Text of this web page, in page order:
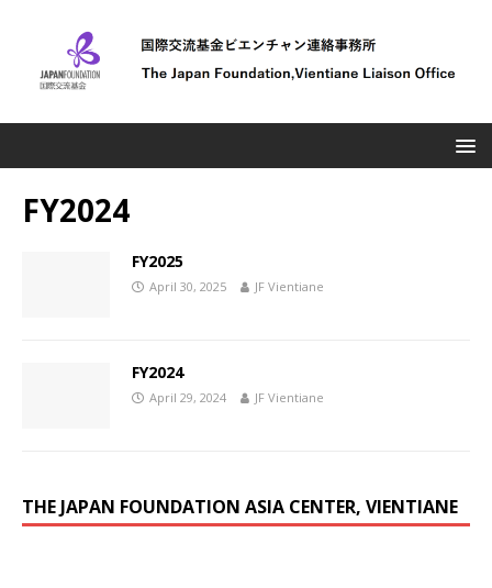
FY2024
FY2025
April 30, 2025 JF Vientiane
FY2024
April 29, 2024 JF Vientiane
THE JAPAN FOUNDATION ASIA CENTER, VIENTIANE